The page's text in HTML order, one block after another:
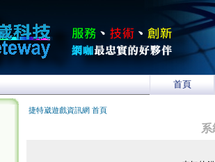
首頁
捷特崴遊戲資訊網 首頁